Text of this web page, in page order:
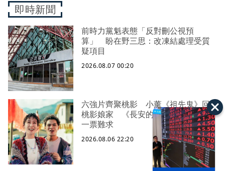
即時新聞
前時力黨魁表態「反對刪公視預
算」 盼在野三思：改凍結處理受質
疑項目
2026.08.07 00:20
六強片齊聚桃影 小薰《祖先鬼》回
桃影娘家 《長安的荔枝》桃影加映
一票難求
2026.08.06 22:20